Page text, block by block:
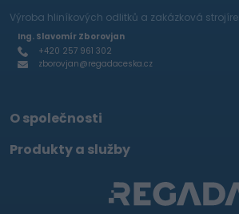
Výroba hliníkových odlitků a zakázková
Ing. Slavomír Zborovjan
+420 257 961 302
zborovjan@regadaceska.cz
O společnosti
Produkty a služby